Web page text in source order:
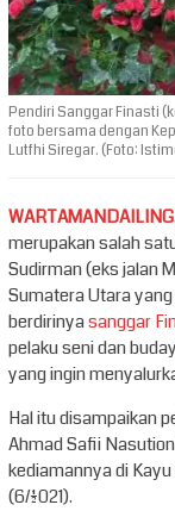
Pendiri Sanggar Finasti
foto bersama dengan
Lutfhi Siregar. (Foto:
merupakan salah
Sudirman (eks jalan
Sumatera Utara
berdirinyasanggar
pelaku seni dan
yang ingin
Hal itu disampaikan
Ahmad Safii
kediamannya di
(6/1/2021).